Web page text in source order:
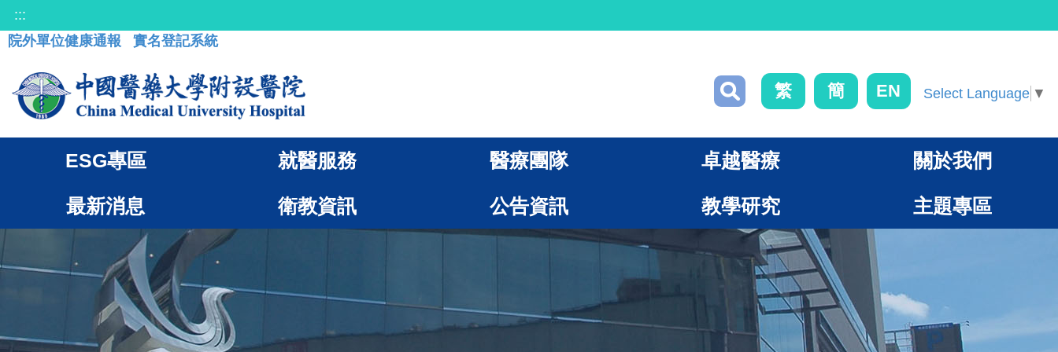
:::
院外單位健康通報
實名登記系統
繁 簡 EN Select Language ▼
ESG專區 就醫服務 醫療團隊 卓越醫療 關於我們
最新消息 衛教資訊 公告資訊 教學研究 主題專區